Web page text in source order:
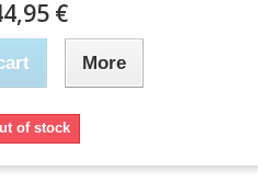
€
More
of stock